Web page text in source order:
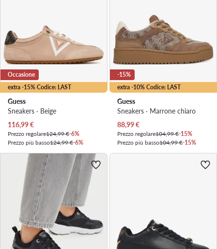
extra -15% Codice: LAST
Occasione
Guess
Sneakers · Beige
Prezzo attuale
116,99€
Prezzo regolare124,99 €-6%
Prezzo più basso124,99 €-6%
extra -10% Codice: LAST
-15%
Guess
Sneakers · Marrone chiaro
Prezzo attuale
88,99€
Prezzo regolare104,99 €-15%
Prezzo più basso104,99 €-15%